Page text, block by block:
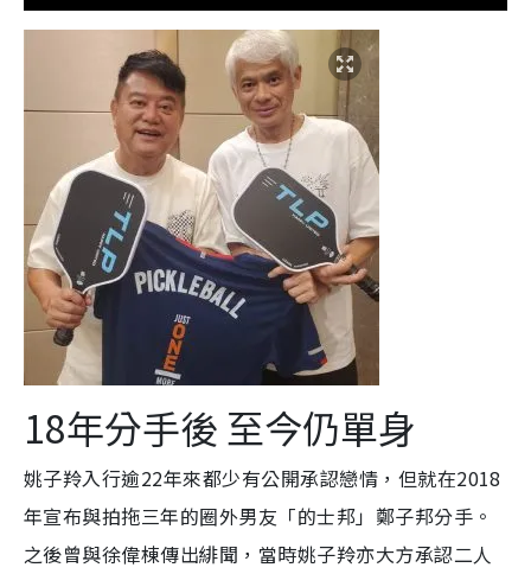
18年分手後 至今仍單身
姚子羚入行逾22年來都少有公開承認戀情，但就在2018
年宣布與拍拖三年的圈外男友「的士邦」鄭子邦分手。
之後曾與徐偉棟傳出緋聞，當時姚子羚亦大方承認二人